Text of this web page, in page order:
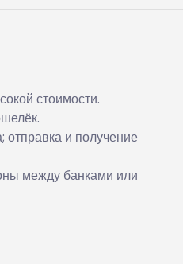
стоимости.
отправка и получение
между банками или